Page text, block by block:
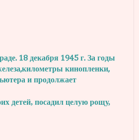
18 декабря 1945 г. За годы
километры кинопленки,
и продолжает
детей, посадил целую рощу,